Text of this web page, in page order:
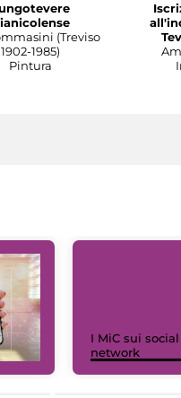
(Treviso
1902-1985)
Pintura
I MiC sui social
network